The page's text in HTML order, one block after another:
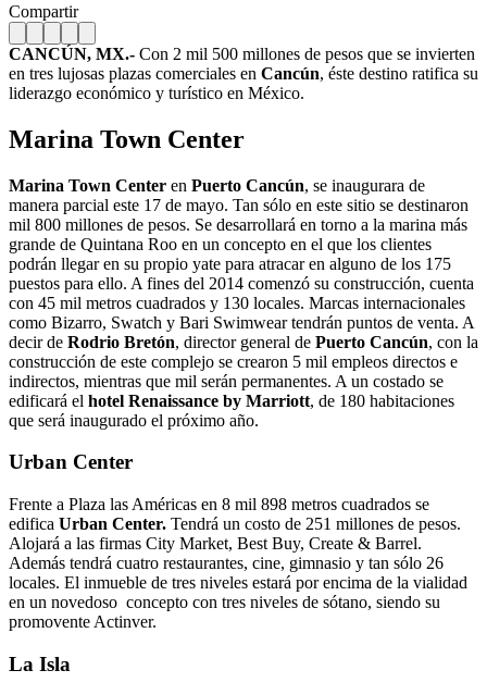
Compartir
CANCÚN, MX.- Con 2 mil 500 millones de pesos que se invierten
en tres lujosas plazas comerciales en Cancún, éste destino ratifica su
liderazgo económico y turístico en México.
Marina Town Center
Marina Town Center en Puerto Cancún, se inaugurara de
manera parcial este 17 de mayo. Tan sólo en este sitio se destinaron
mil 800 millones de pesos. Se desarrollará en torno a la marina más
grande de Quintana Roo en un concepto en el que los clientes
podrán llegar en su propio yate para atracar en alguno de los 175
puestos para ello. A fines del 2014 comenzó su construcción, cuenta
con 45 mil metros cuadrados y 130 locales. Marcas internacionales
como Bizarro, Swatch y Bari Swimwear tendrán puntos de venta. A
decir de Rodrio Bretón, director general de Puerto Cancún, con la
construcción de este complejo se crearon 5 mil empleos directos e
indirectos, mientras que mil serán permanentes. A un costado se
edificará el hotel Renaissance by Marriott, de 180 habitaciones
que será inaugurado el próximo año.
Urban Center
Frente a Plaza las Américas en 8 mil 898 metros cuadrados se
edifica Urban Center. Tendrá un costo de 251 millones de pesos.
Alojará a las firmas City Market, Best Buy, Create & Barrel.
Además tendrá cuatro restaurantes, cine, gimnasio y tan sólo 26
locales. El inmueble de tres niveles estará por encima de la vialidad
en un novedoso concepto con tres niveles de sótano, siendo su
promovente Actinver.
La Isla